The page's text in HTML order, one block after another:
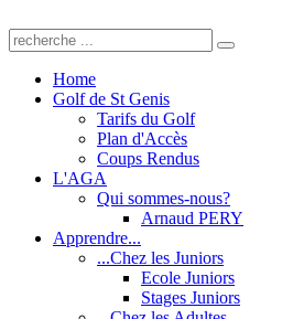
Home
Golf de St Genis
Tarifs du Golf
Plan d'Accès
Coups Rendus
L'AGA
Qui sommes-nous?
Arnaud PERY
Apprendre...
...Chez les Juniors
Ecole Juniors
Stages Juniors